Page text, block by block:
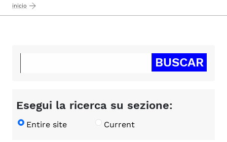
inicio
Esegui la ricerca su sezione:
Entire site Current